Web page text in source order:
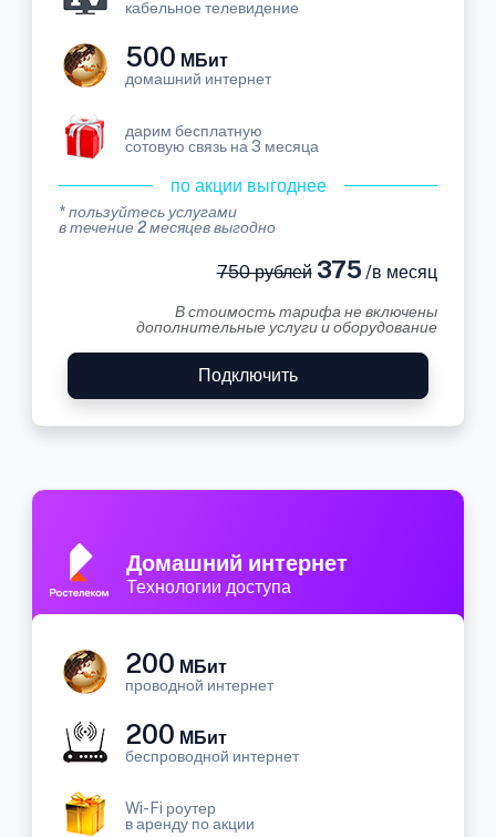
кабельное телевидение
500 МБит
домашний интернет
дарим бесплатную
сотовую связь на 3 месяца
по акции выгоднее
* пользуйтесь услугами
в течение 2 месяцев выгодно
750 рублей375 /в месяц
В стоимость тарифа не включены
дополнительные услуги и оборудование
Подключить
Домашний интернет
Технологии доступа
200 МБит
проводной интернет
200 МБит
беспроводной интернет
Wi-Fi роутер
в аренду по акции